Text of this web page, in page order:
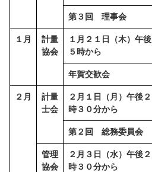
第３回 理事会
１月
計量
協会
１月２１日（木）午後
５時から
年賀交歓会
２月
計量
士会
２月１日（月）午後２
時３０分から
第２回 総務委員会
管理
協会
２月３日（水）午後２
時３０分から